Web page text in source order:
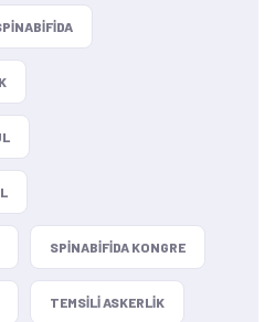
SPINABIFIDA KONGRE
TEMSILI ASKERLIK